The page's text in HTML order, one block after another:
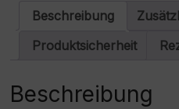
Menge
a
t
i
Beschreibung
Produktsicherheit
Beschreibung